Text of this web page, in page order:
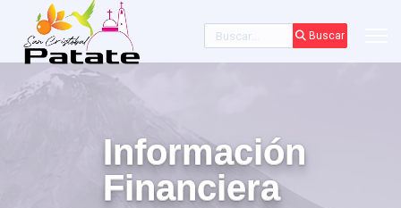
Buscar Buscar
Información
Financiera